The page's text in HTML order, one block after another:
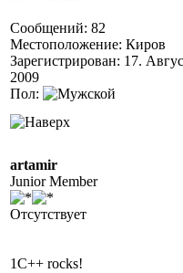
Сообщений: 82
Местоположение: Киров
Зарегистрирован: 17.
2009
Пол:
artamir
Junior Member
Отсутствует
1C++ rocks!